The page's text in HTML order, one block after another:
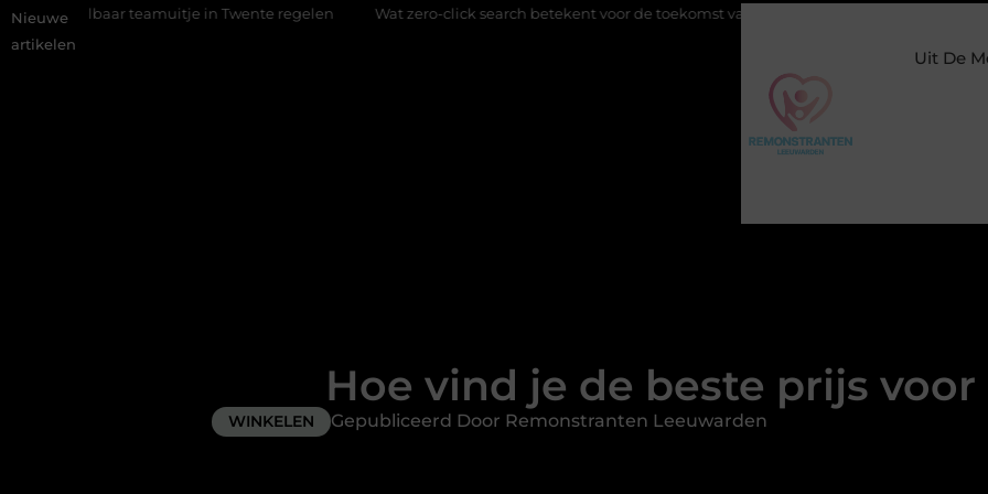
Nieuwe
artikelen
teamuitje in Twente regelen Wat zero-click search betekent voor de toekomst van online zichtbaarheid
Uit De
Hoe vind je de beste prijs voor
WINKELEN Gepubliceerd Door Remonstranten Leeuwarden